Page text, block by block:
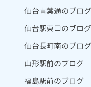
仙台青葉通のブログ
仙台駅東口のブログ
仙台長町南のブログ
山形駅前のブログ
福島駅前のブログ